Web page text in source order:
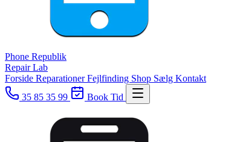
Phone Republik
Repair Lab
Forside ReparationerFejlfinding Shop Sælg Kontakt
35 85 35 99
Book Tid